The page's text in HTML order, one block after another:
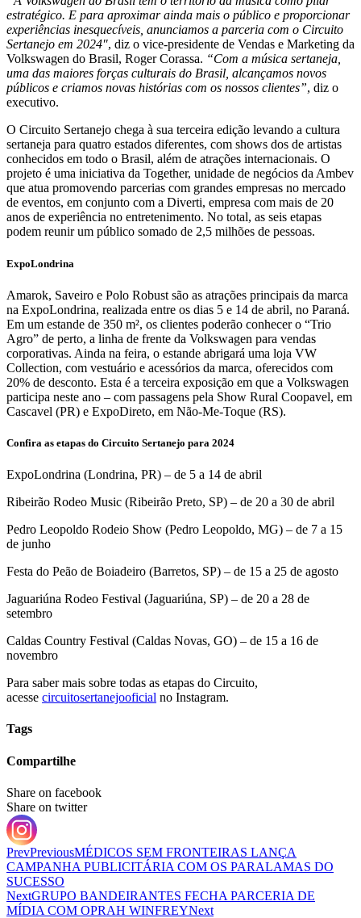
estratégico. E para aproximar ainda mais o público e proporcionar
experiências inesquecíveis, anunciamos a parceria com o Circuito
Sertanejo em 2024″, diz o vice-presidente de Vendas e Marketing da
Volkswagen do Brasil, Roger Corassa. “Com a música sertaneja,
uma das maiores forças culturais do Brasil, alcançamos novos
públicos e criamos novas histórias com os nossos clientes”, diz o
executivo.
O Circuito Sertanejo chega à sua terceira edição levando a cultura
sertaneja para quatro estados diferentes, com shows dos de artistas
conhecidos em todo o Brasil, além de atrações internacionais. O
projeto é uma iniciativa da Together, unidade de negócios da Ambev
que atua promovendo parcerias com grandes empresas no mercado
de eventos, em conjunto com a Diverti, empresa com mais de 20
anos de experiência no entretenimento. No total, as seis etapas
podem reunir um público somado de 2,5 milhões de pessoas.
ExpoLondrina
Amarok, Saveiro e Polo Robust são as atrações principais da marca
na ExpoLondrina, realizada entre os dias 5 e 14 de abril, no Paraná.
Em um estande de 350 m², os clientes poderão conhecer o “Trio
Agro” de perto, a linha de frente da Volkswagen para vendas
corporativas. Ainda na feira, o estande abrigará uma loja VW
Collection, com vestuário e acessórios da marca, oferecidos com
20% de desconto. Esta é a terceira exposição em que a Volkswagen
participa neste ano – com passagens pela Show Rural Coopavel, em
Cascavel (PR) e ExpoDireto, em Não-Me-Toque (RS).
Confira as etapas do Circuito Sertanejo para 2024
ExpoLondrina (Londrina, PR) – de 5 a 14 de abril
Ribeirão Rodeo Music (Ribeirão Preto, SP) – de 20 a 30 de abril
Pedro Leopoldo Rodeio Show (Pedro Leopoldo, MG) – de 7 a 15
de junho
Festa do Peão de Boiadeiro (Barretos, SP) – de 15 a 25 de agosto
Jaguariúna Rodeo Festival (Jaguariúna, SP) – de 20 a 28 de
setembro
Caldas Country Festival (Caldas Novas, GO) – de 15 a 16 de
novembro
Para saber mais sobre todas as etapas do Circuito,
acesse circuitosertanejooficial no Instagram.
Tags
Compartilhe
Share on facebook
Share on twitter
PrevPreviousMÉDICOS SEM FRONTEIRAS LANÇA
CAMPANHA PUBLICITÁRIA COM OS PARALAMAS DO
SUCESSO
NextGRUPO BANDEIRANTES FECHA PARCERIA DE
MÍDIA COM OPRAH WINFREYNext